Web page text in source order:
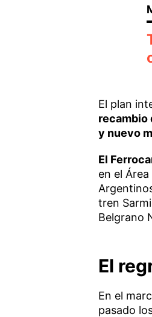
El plan
recambio
y nuevo
El
en el
tren
Belgrano
El
En el
pasado